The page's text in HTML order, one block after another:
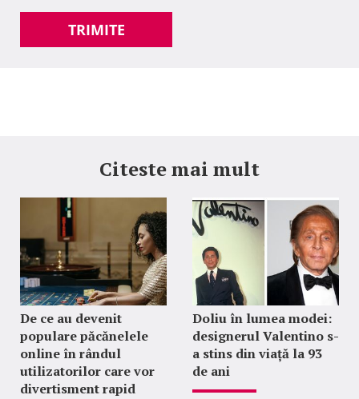
TRIMITE
Citeste mai mult
De ce au devenit
populare păcănelele
online în rândul
utilizatorilor care vor
divertisment rapid
Doliu în lumea modei:
designerul Valentino s-
a stins din viață la 93
de ani